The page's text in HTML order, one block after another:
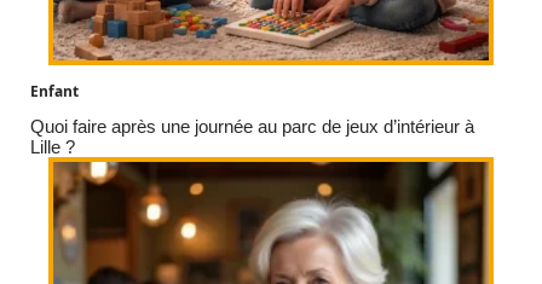
Enfant
Quoi faire après une journée au parc de jeux d’intérieur à
Lille ?